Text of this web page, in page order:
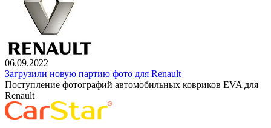
06.09.2022
Загрузили новую партию фото для Renault
Поступление фотографий автомобильных ковриков EVA для
Renault